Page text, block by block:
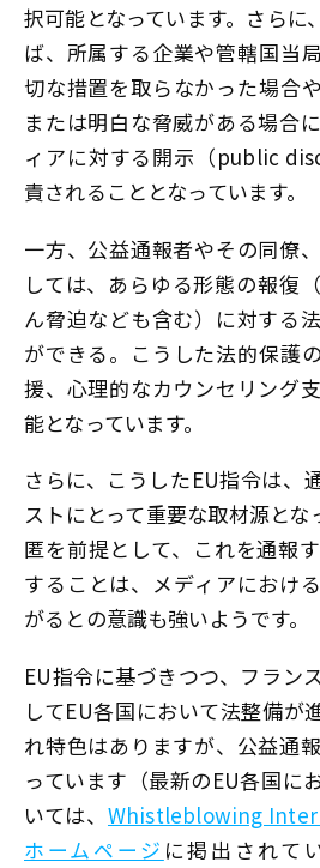
択可能となっています。さらに
ば、所属する企業や管轄国当
切な措置を取らなかった場合
または明白な脅威がある場合
ィアに対する開示（public
責されることとなっています。
一方、公益通報者やその同僚
しては、あらゆる形態の報復
ん脅迫なども含む）に対する
ができる。こうした法的保護
援、心理的なカウンセリング
能となっています。
さらに、こうしたEU指令は、
ストにとって重要な取材源と
匿を前提として、これを通報
することは、メディアにおけ
がるとの意識も強いようです。
EU指令に基づきつつ、フラン
してEU各国において法整備が
れ特色はありますが、公益通
っています（最新のEU各国に
いては、 Whistleblowing
ホームページ に掲出されて